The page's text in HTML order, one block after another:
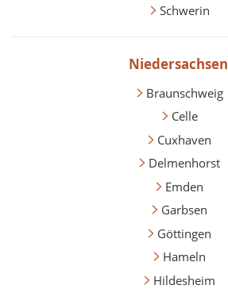
Schwerin
Niedersachsen
Braunschweig
Celle
Cuxhaven
Delmenhorst
Emden
Garbsen
Göttingen
Hameln
Hildesheim